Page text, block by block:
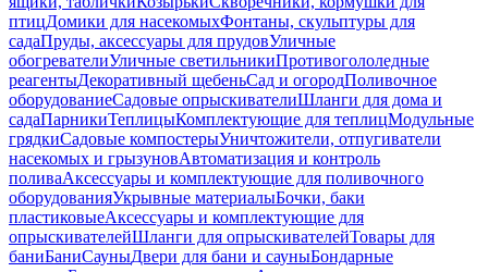
птицДомики для насекомыхФонтаны, скульптуры для
садаПруды, аксессуары для прудовУличные
обогревателиУличные светильникиПротивогололедные
реагентыДекоративный щебеньСад и огородПоливочное
оборудованиеСадовые опрыскивателиШланги для дома и
садаПарникиТеплицыКомплектующие для теплицМодульные
грядкиСадовые компостерыУничтожители, отпугиватели
насекомых и грызуновАвтоматизация и контроль
поливаАксессуары и комплектующие для поливочного
оборудованияУкрывные материалыБочки, баки
пластиковыеАксессуары и комплектующие для
опрыскивателейШланги для опрыскивателейТовары для
баниБаниСауныДвери для бани и сауныБондарные